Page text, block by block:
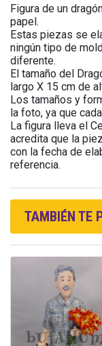
Figura de un
papel.
Estas piezas se
ningún tipo de
diferente.
El tamaño del
largo X 15 cm de
Los tamaños y
la foto, ya que
La figura lleva el
acredita que la
con la fecha de
referencia.
TAMBIÉN TE